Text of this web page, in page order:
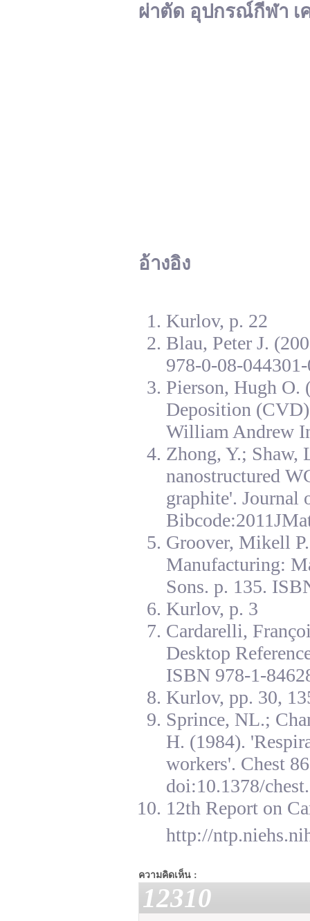
ผ่าตัด อุปกรณ์กีฬา เ
อ้างอิง
Kurlov, p. 22
Blau, Peter J.
978-0-08-
Pierson, Hugh O.
Deposition
William Andrew
Zhong, Y.; Shaw,
nanostructured
graphite'. Journal
Groover, Mikell
Manufacturing:
Sons. p. 135.
Kurlov, p. 3
Cardarelli,
Desktop
ISBN 978-1-
Kurlov, pp. 30,
Sprince, NL.;
H. (1984).
workers'. Chest
doi:10.1378/
12th Report on
http://
ความคิดเห็น :
12310